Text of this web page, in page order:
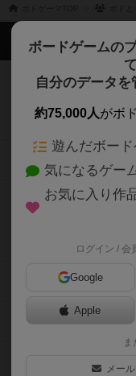
ボードゲームの
自分のデータを
約75,000人がボ
遊んだボー
気になるゲー
お気に入り作
ログイン / 会
Google
Apple
ま
メー
ボドゲーマTOP
ボードゲームを検
ボードゲームの新
ボードゲーム会情報
メカニクス特集
掲示板・トピック
ボドとも・会員一
ボードゲーム業界
ボドゲーマご利用